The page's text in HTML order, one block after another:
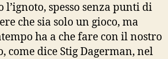
spesso senza punti di
che sia solo un gioco, ma
ha a che fare con il nostro
come dice Stig Dagerman, nel